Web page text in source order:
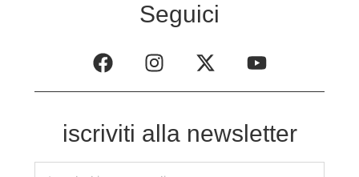
Seguici
iscriviti alla newsletter